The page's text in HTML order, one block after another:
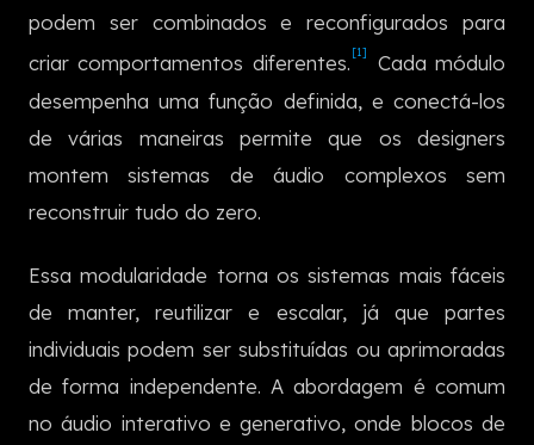
podem ser combinados e reconfigurados para
criar comportamentos diferentes. [1]
Cada módulo
desempenha uma função definida, e conectá-los
de várias maneiras permite que os designers
montem sistemas de áudio complexos sem
reconstruir tudo do zero.
Essa modularidade torna os sistemas mais fáceis
de manter, reutilizar e escalar, já que partes
individuais podem ser substituídas ou aprimoradas
de forma independente. A abordagem é comum
no áudio interativo e generativo, onde blocos de
日本語
한국어